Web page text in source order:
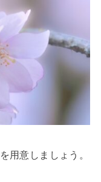
を用意しましょう。